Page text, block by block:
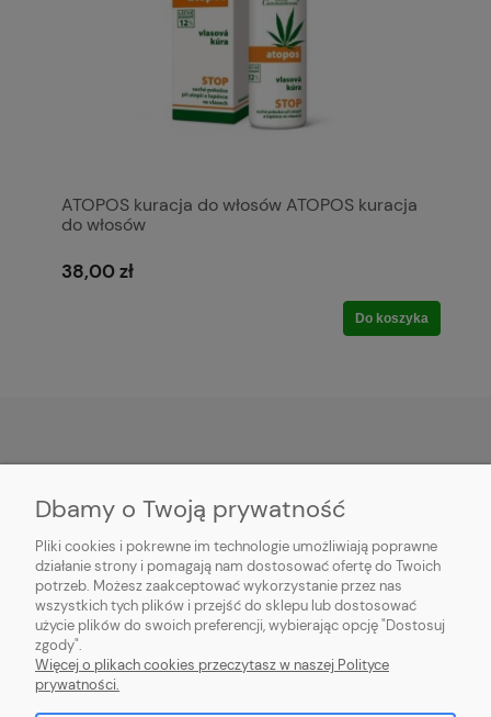
ATOPOS kuracja do włosów ATOPOS kuracja
do włosów
38,00 zł
Do koszyka
PŁATNOŚĆ I DOSTAWA
MOJE KONTO
O FIRMIE
Dbamy o Twoją prywatność
Pliki cookies i pokrewne im technologie umożliwiają poprawne
działanie strony i pomagają nam dostosować ofertę do Twoich
potrzeb. Możesz zaakceptować wykorzystanie przez nas
wszystkich tych plików i przejść do sklepu lub dostosować
użycie plików do swoich preferencji, wybierając opcję "Dostosuj
zgody".
Więcej o plikach cookies przeczytasz w naszej Polityce
prywatności.